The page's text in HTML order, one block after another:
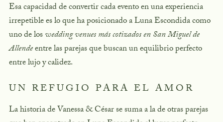
Esa capacidad de convertir cada evento en una experiencia
irrepetible es lo que ha posicionado a Luna Escondida como
uno de loswedding venues más cotizados en San Miguel de
Allendeentre las parejas que buscan un equilibrio perfecto
entre lujo y calidez.
UN REFUGIO PARA EL AMOR
La historia de Vanessa & César se suma a la de otras parejas